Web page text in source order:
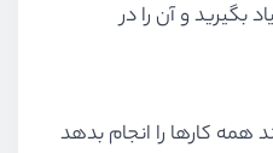
بگیرید و آن را در
کارها را انجام بدهد